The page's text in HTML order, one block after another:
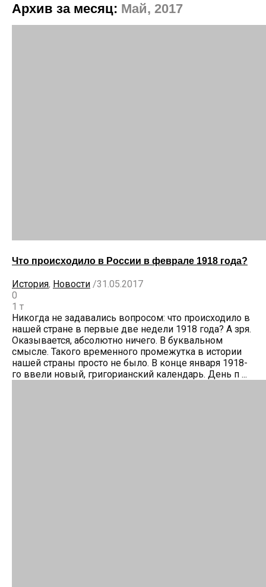
Архив за месяц: Май, 2017
Что происходило в России в феврале 1918 года?
История, Новости /31.05.2017
0
1 т
Никогда не задавались вопросом: что происходило в
нашей стране в первые две недели 1918 года? А зря.
Оказывается, абсолютно ничего. В буквальном
смысле. Такого временного промежутка в истории
нашей страны просто не было. В конце января 1918-
го ввели новый, григорианский календарь. День п ...